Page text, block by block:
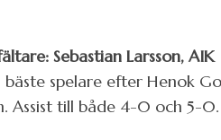
Sebastian Larsson, AIK
spelare efter Henok
Assist till både 4-0 och 5-0.